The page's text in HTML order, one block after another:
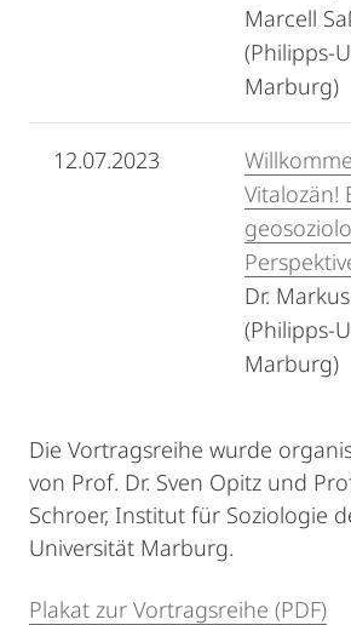
Marcell
(Philipps-
Marburg)
12.07.2023
Vitalozän!
Dr.
(Philipps-
Marburg)
Die Vortragsreihe wurde
von Prof. Dr. Sven Opitz und
Schroer, Institut für Soziologie
Universität Marburg.
Plakat zur Vortragsreihe (PDF)